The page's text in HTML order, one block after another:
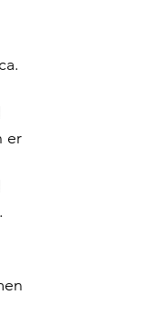
er